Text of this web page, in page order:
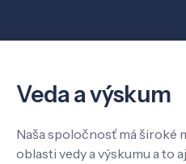
O
Veda a výskum
Naša spoločnosť má široké
oblasti vedy a výskumu a to